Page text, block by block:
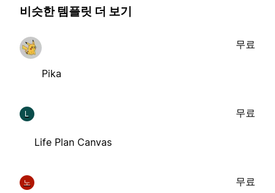
비슷한 템플릿 더 보기
Pika
무료
L
Life Plan Canvas
무료
노 무료